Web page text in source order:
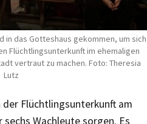
das Gotteshaus gekommen, um sich
Flüchtlingsunterkunft im ehemaligen
vertraut zu machen. Foto: Theresia
Lutz
der Flüchtlingsunterkunft am
Wachleute sorgen. Es